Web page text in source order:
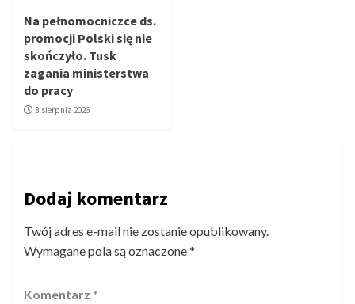
Na pełnomocniczce ds.
promocji Polski się nie
skończyło. Tusk
zagania ministerstwa
do pracy
8 sierpnia 2026
Dodaj komentarz
Twój adres e-mail nie zostanie opublikowany.
Wymagane pola są oznaczone*
Komentarz *